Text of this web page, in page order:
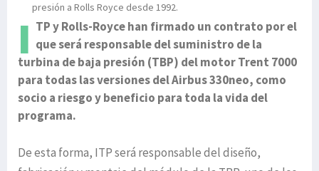
presión a Rolls Royce desde 1992.
I TP y Rolls-Royce han firmado un contrato por el
que será responsable del suministro de la
turbina de baja presión (TBP) del motor Trent 7000
para todas las versiones del Airbus 330neo, como
socio a riesgo y beneficio para toda la vida del
programa.
De esta forma, ITP será responsable del diseño,